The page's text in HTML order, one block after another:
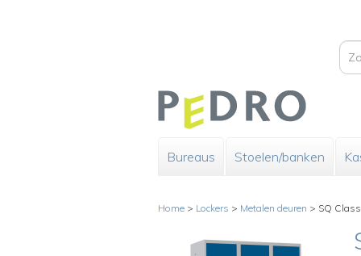
Bureaus Stoelen/banken
Home > Lockers > Metalen deuren > SQ